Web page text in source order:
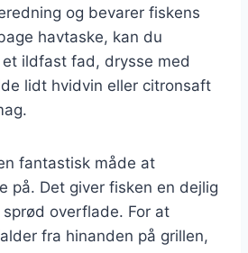
og bevarer fiskens
havtaske, kan du
ildfast fad, drysse med
lidt hvidvin eller citronsaft
fantastisk måde at
på. Det giver fisken en dejlig
overflade. For at
fra hinanden på grillen,